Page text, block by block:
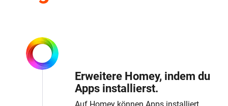
Erweitere Homey, indem du
Apps installierst.